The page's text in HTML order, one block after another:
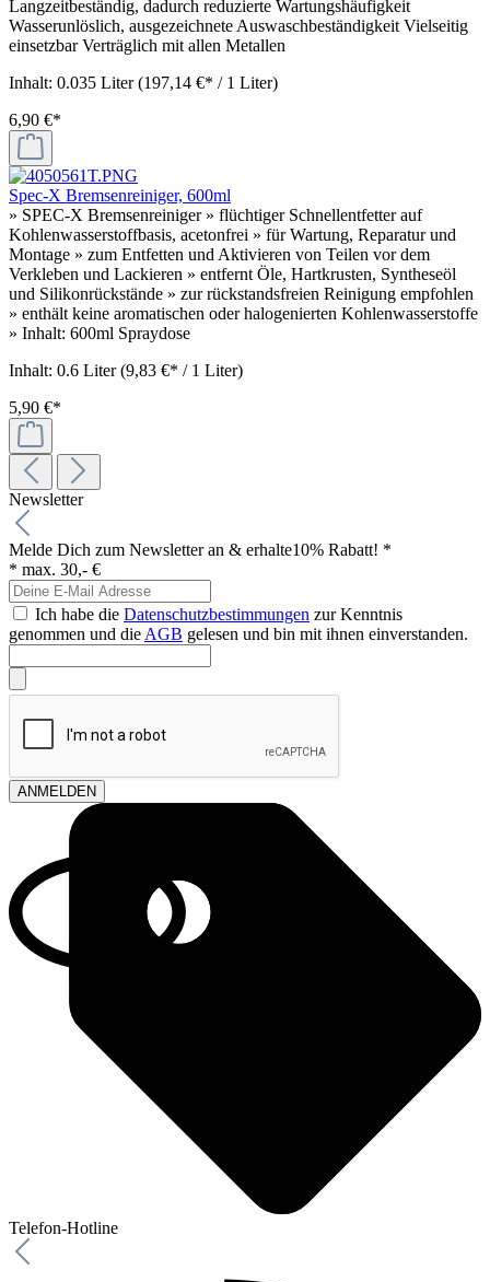
Langzeitbeständig, dadurch reduzierte Wartungshäufigkeit
Wasserunlöslich, ausgezeichnete Auswaschbeständigkeit Vielseitig
einsetzbar Verträglich mit allen Metallen
Inhalt: 0.035 Liter(197,14 €* / 1 Liter)
6,90 €*
Spec-X Bremsenreiniger, 600ml
» SPEC-X Bremsenreiniger » flüchtiger Schnellentfetter auf
Kohlenwasserstoffbasis, acetonfrei » für Wartung, Reparatur und
Montage » zum Entfetten und Aktivieren von Teilen vor dem
Verkleben und Lackieren » entfernt Öle, Hartkrusten, Syntheseöl
und Silikonrückstände » zur rückstandsfreien Reinigung empfohlen
» enthält keine aromatischen oder halogenierten Kohlenwasserstoffe
» Inhalt: 600ml Spraydose
Inhalt: 0.6 Liter(9,83 €* / 1 Liter)
5,90 €*
Newsletter
Melde Dich zum Newsletter an & erhalte10% Rabatt! *
* max. 30,- €
Ich habe die Datenschutzbestimmungen zur Kenntnis
genommen und die AGB gelesen und bin mit ihnen einverstanden.
ANMELDEN
Telefon-Hotline